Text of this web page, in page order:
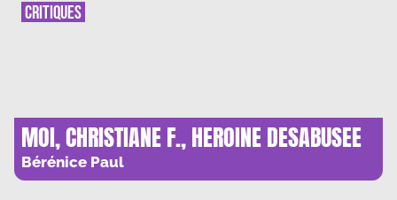
MOI, CHRISTIANE F., HEROINE DESABUSEE
D’UNE JEUNESSE EN MAL DE HEROS
Bérénice Paul
CRITIQUES